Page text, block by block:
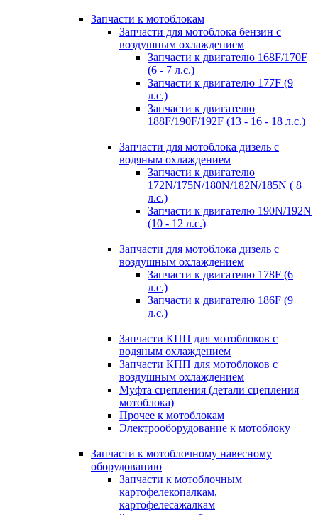
Запчасти к мотоблокам
Запчасти для мотоблока бензин с
воздушным охлаждением
Запчасти к двигателю 168F/170F
(6 - 7 л.с.)
Запчасти к двигателю 177F (9
л.с.)
Запчасти к двигателю
188F/190F/192F (13 - 16 - 18 л.с.)
Запчасти для мотоблока дизель с
водяным охлаждением
Запчасти к двигателю
172N/175N/180N/182N/185N ( 8
л.с.)
Запчасти к двигателю 190N/192N
(10 - 12 л.с.)
Запчасти для мотоблока дизель с
воздушным охлаждением
Запчасти к двигателю 178F (6
л.с.)
Запчасти к двигателю 186F (9
л.с.)
Запчасти КПП для мотоблоков с
водяным охлаждением
Запчасти КПП для мотоблоков с
воздушным охлаждением
Муфта сцепления (детали сцепления
мотоблока)
Прочее к мотоблокам
Электрооборудование к мотоблоку
Запчасти к мотоблочному навесному
оборудованию
Запчасти к мотоблочным
картофелекопалкам,
картофелесажалкам